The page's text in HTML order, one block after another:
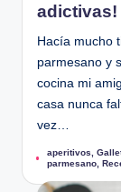
adictivas!
Hacía mucho
parmesano y
cocina mi
casa nunca
vez…
Etiquetas:
aperitivos
parmesano,